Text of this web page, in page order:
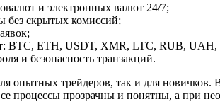
и электронных валют 24/7;
без скрытых комиссий;
BTC, ETH, USDT, XMR, LTC, RUB,
и безопасность транзакций.
опытных трейдеров, так и для
процессы прозрачны и понятны, а при